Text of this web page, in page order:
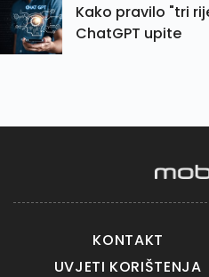
Kako pravilo "tri
ChatGPT upite
KONTAKT
UVJETI KORIŠTENJA